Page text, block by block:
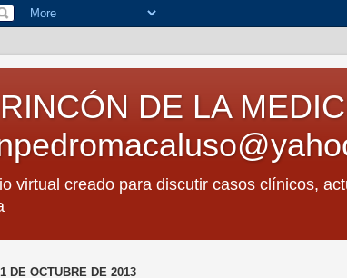
DE LA
virtual creado para discutir casos clínicos,
DE OCTUBRE DE 2013